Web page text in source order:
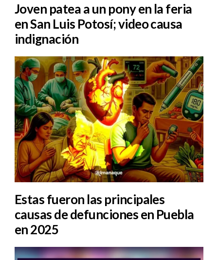
Joven patea a un pony en la feria
en San Luis Potosí; video causa
indignación
Estas fueron las principales
causas de defunciones en Puebla
en 2025